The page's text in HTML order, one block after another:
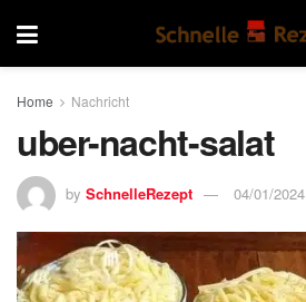
Home Nachricht
uber-nacht-salat
by SchnelleRezept 04/01/2024